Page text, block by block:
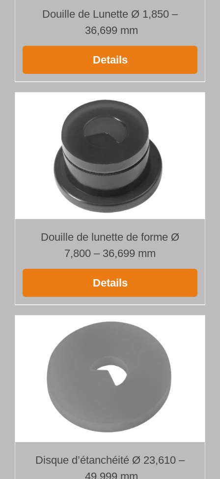
Douille de Lunette Ø 1,850 –
36,699 mm
Details
Douille de lunette de forme Ø
7,800 – 36,699 mm
Details
Disque d’étanchéité Ø 23,610 –
49,999 mm